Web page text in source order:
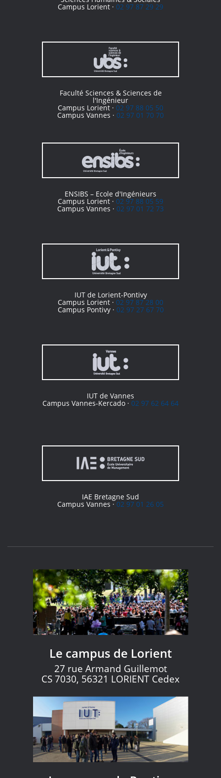
Campus Lorient · 02 97 87 29 29
Faculté Sciences & Sciences de
l'Ingénieur
Campus Lorient · 02 97 88 05 50
Campus Vannes · 02 97 01 70 70
ENSIBS – Ecole d'Ingénieurs
Campus Lorient · 02 97 88 05 59
Campus Vannes · 02 97 01 72 73
IUT de Lorient-Pontivy
Campus Lorient · 02 97 87 28 00
Campus Pontivy · 02 97 27 67 70
IUT de Vannes
Campus Vannes-Kercado · 02 97 62 64 64
IAE Bretagne Sud
Campus Vannes ·02 97 01 26 05
Le campus de Lorient
27 rue Armand Guillemot
CS 7030, 56321 LORIENT Cedex